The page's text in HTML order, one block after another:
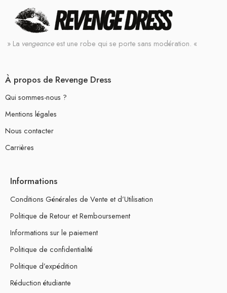
» La vengeance est une robe qui se porte sans modération. «
À propos de Revenge Dress
Qui sommes-nous ?
Mentions légales
Nous contacter
Carrières
Informations
Conditions Générales de Vente et d’Utilisation
Politique de Retour et Remboursement
Informations sur le paiement
Politique de confidentialité
Politique d’expédition
Réduction étudiante